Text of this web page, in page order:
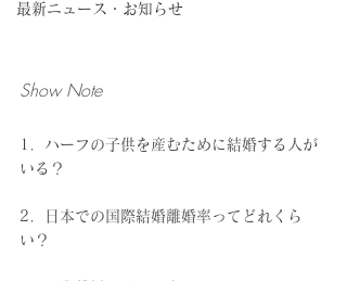
最新ニュース・お知らせ
Show Note
1．ハーフの子供を産むために結婚する人が
いる？
2．日本での国際結婚離婚率ってどれくら
い？